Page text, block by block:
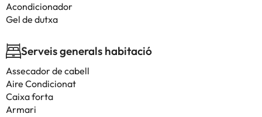
Acondicionador
Gel de dutxa
Serveis generals habitació
Assecador de cabell
Aire Condicionat
Caixa forta
Armari